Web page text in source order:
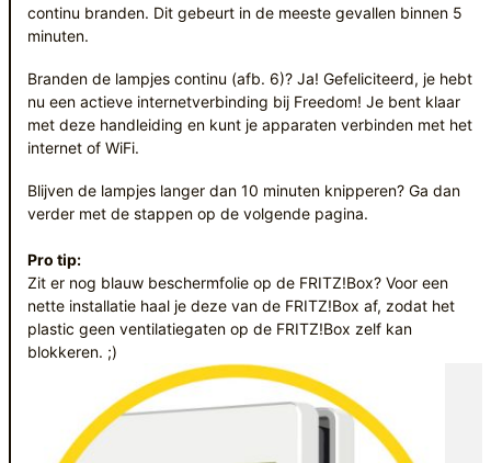
continu branden. Dit gebeurt in de meeste gevallen binnen 5
minuten.
Branden de lampjes continu (afb. 6)? Ja! Gefeliciteerd, je hebt
nu een actieve internetverbinding bij Freedom! Je bent klaar
met deze handleiding en kunt je apparaten verbinden met het
internet of WiFi.
Blijven de lampjes langer dan 10 minuten knipperen? Ga dan
verder met de stappen op de volgende pagina.
Pro tip:
Zit er nog blauw beschermfolie op de FRITZ!Box? Voor een
nette installatie haal je deze van de FRITZ!Box af, zodat het
plastic geen ventilatiegaten op de FRITZ!Box zelf kan
blokkeren. ;)